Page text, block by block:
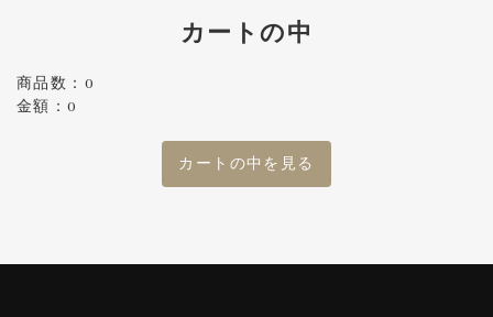
カートの中
商品数：0
金額：0
カートの中を見る